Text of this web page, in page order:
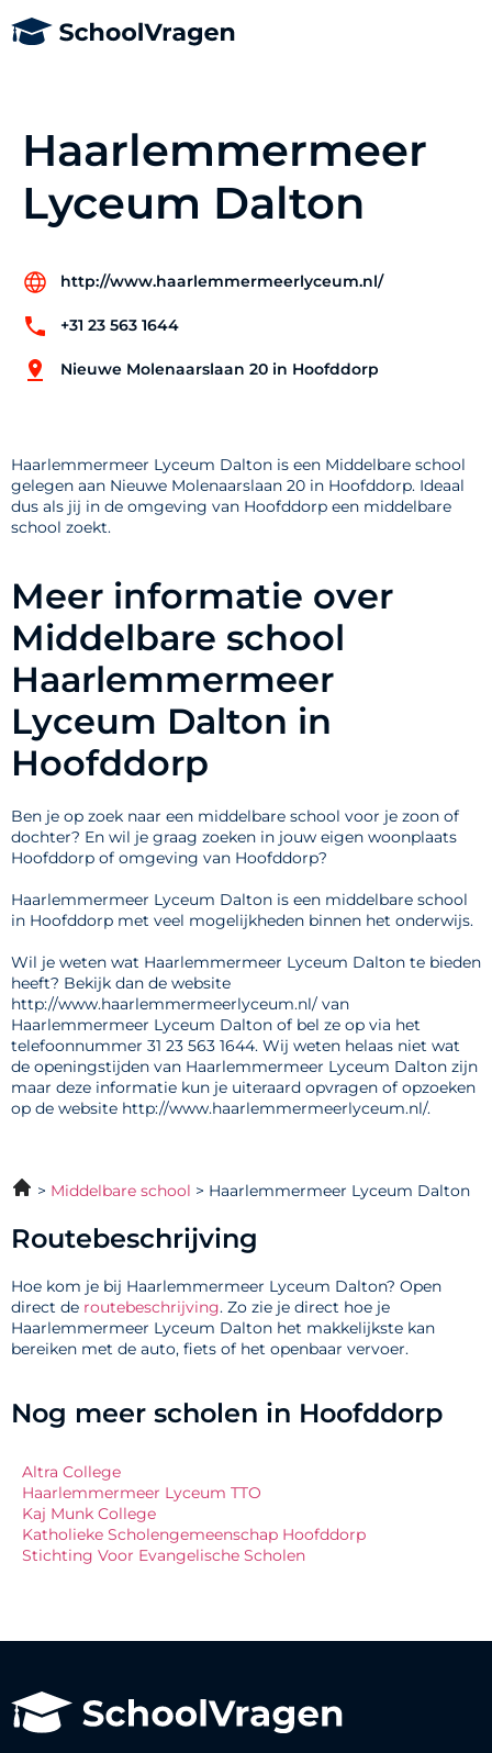
Haarlemmermeer
Lyceum Dalton
http://www.haarlemmermeerlyceum.nl/
+31 23 563 1644
Nieuwe Molenaarslaan 20 in Hoofddorp
Haarlemmermeer Lyceum Dalton is een Middelbare school
gelegen aan Nieuwe Molenaarslaan 20 in Hoofddorp. Ideaal
dus als jij in de omgeving van Hoofddorp een middelbare
school zoekt.
Meer informatie over
Middelbare school
Haarlemmermeer
Lyceum Dalton in
Hoofddorp
Ben je op zoek naar een middelbare school voor je zoon of
dochter? En wil je graag zoeken in jouw eigen woonplaats
Hoofddorp of omgeving van Hoofddorp?
Haarlemmermeer Lyceum Dalton is een middelbare school
in Hoofddorp met veel mogelijkheden binnen het onderwijs.
Wil je weten wat Haarlemmermeer Lyceum Dalton te bieden
heeft? Bekijk dan de website
http://www.haarlemmermeerlyceum.nl/ van
Haarlemmermeer Lyceum Dalton of bel ze op via het
telefoonnummer 31 23 563 1644. Wij weten helaas niet wat
de openingstijden van Haarlemmermeer Lyceum Dalton zijn
maar deze informatie kun je uiteraard opvragen of opzoeken
op de website http://www.haarlemmermeerlyceum.nl/.
Middelbare school Haarlemmermeer Lyceum Dalton
Routebeschrijving
Hoe kom je bij Haarlemmermeer Lyceum Dalton? Open
direct de routebeschrijving. Zo zie je direct hoe je
Haarlemmermeer Lyceum Dalton het makkelijkste kan
bereiken met de auto, fiets of het openbaar vervoer.
Nog meer scholen in Hoofddorp
Altra College
Haarlemmermeer Lyceum TTO
Kaj Munk College
Katholieke Scholengemeenschap Hoofddorp
Stichting Voor Evangelische Scholen